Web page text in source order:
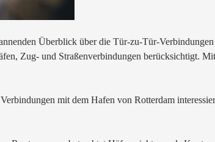
Überblick über die Tür-zu-Tür-
Zug- und Straßenverbindungen berücksichtigt.
mit dem Hafen von Rotterdam